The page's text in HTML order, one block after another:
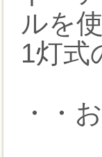
ルを
1灯式
・・